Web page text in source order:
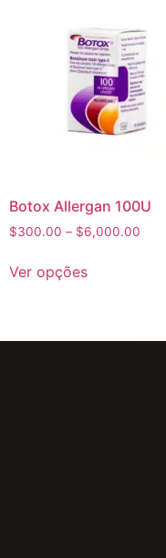
Botox Allergan 100U
$300.00 – $6,000.00
Ver opções